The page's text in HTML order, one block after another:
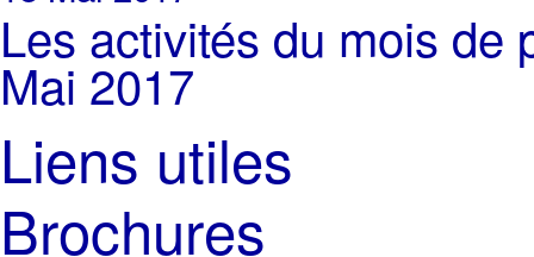
Les activités du mois de
Mai 2017
Liens utiles
Brochures